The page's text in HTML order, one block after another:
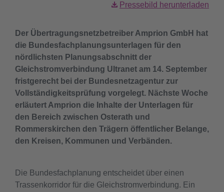
Pressebild herunterladen
Der Übertragungsnetzbetreiber Amprion GmbH hat
die Bundesfachplanungsunterlagen für den
nördlichsten Planungsabschnitt der
Gleichstromverbindung Ultranet am 14. September
fristgerecht bei der Bundesnetzagentur zur
Vollständigkeitsprüfung vorgelegt. Nächste Woche
erläutert Amprion die Inhalte der Unterlagen für
den Bereich zwischen Osterath und
Rommerskirchen den Trägern öffentlicher Belange,
den Kreisen, Kommunen und Verbänden.
Die Bundesfachplanung entscheidet über einen
Trassenkorridor für die Gleichstromverbindung. Ein